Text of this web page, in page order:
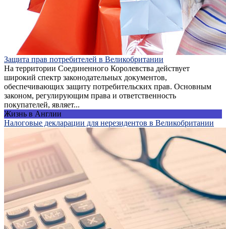
Защита прав потребителей в Великобритании
На территории Соединенного Королевства действует
широкий спектр законодательных документов,
обеспечивающих защиту потребительских прав. Основным
законом, регулирующим права и ответственность
покупателей, являет...
Жизнь в Англии
Налоговые декларации для нерезидентов в Великобритании